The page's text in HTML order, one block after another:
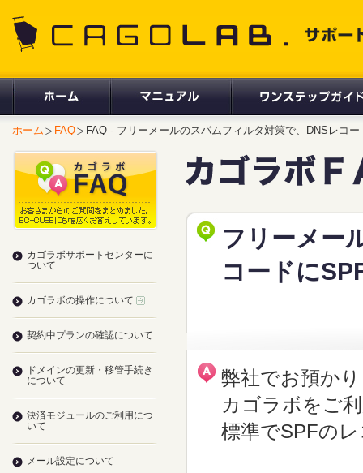
ホーム FAQ FAQ - フリーメールのスパムフィルタ対策で、DNSレコ
フリーメー
コードに
弊社でお預か
カゴラボをご
標準でSPFの
カゴラボサポートセンターに
ついて
カゴラボの操作について
契約中プランの確認について
ドメインの更新・移管手続き
について
決済モジュールのご利用につ
いて
メール設定について